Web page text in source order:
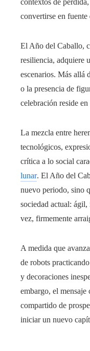
contextos de
convertirse en
El Año del Caballo,
resiliencia, adquiere
escenarios. Más allá
o la presencia de
celebración reside
La mezcla entre
tecnológicos,
crítica a lo social
lunar. El Año del
nuevo periodo, sino
sociedad actual: ágil,
vez, firmemente
A medida que
de robots
y decoraciones
embargo, el mensaje
compartido de
iniciar un nuevo